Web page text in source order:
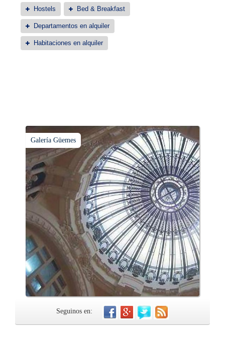
Hostels Bed & Breakfast
Departamentos en alquiler
Habitaciones en alquiler
Galería Güemes
Seguinos en: